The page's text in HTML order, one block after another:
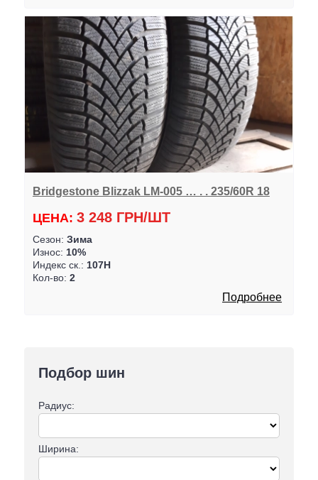
Подбор шин
Радиус:
Ширина:
Bridgestone Blizzak LM-005 … . . 235/60R 18
ЦЕНА: 3 248 ГРН/ШТ
Сезон: Зима
Износ: 10%
Индекс ск.: 107H
Кол-во: 2
Подробнее